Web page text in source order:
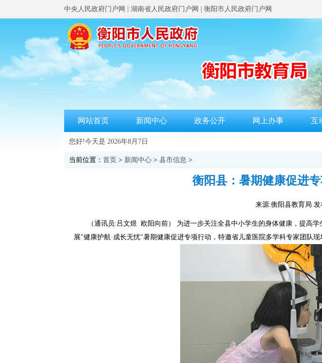
中央人民政府门户网 湖南省人民政府门户网 衡阳市人民政府门户网
网站首页 新闻中心 政务公开 网上办事 互
您好!今天是 2026年8月7日
当前位置： 首页 > 新闻中心 > 县市信息 >
衡阳县：暑期健康促进
来源:衡阳县教育局 发
（通讯员:吕文煜 欧阳向前） 为进一步关注全县中小学生的身体健康，提高
展"健康护航·成长无忧"暑期健康促进专项行动，特邀省儿童医院多学科专家团队现